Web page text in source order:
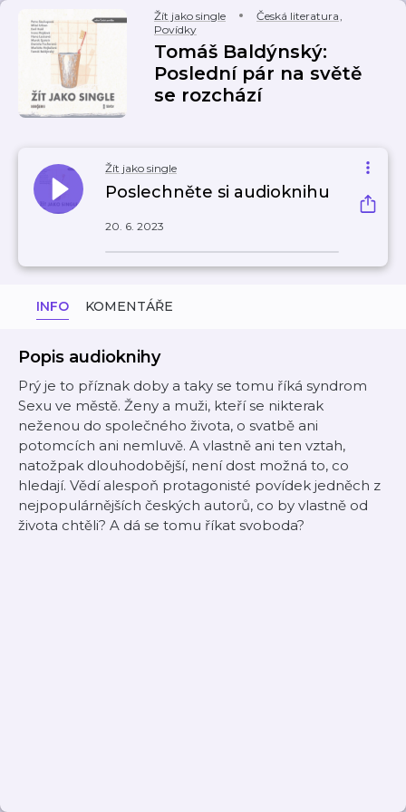
Žít jako single Česká literatura,
Povídky
Tomáš Baldýnský:
Poslední pár na světě
se rozchází
Žít jako single
Poslechněte si audioknihu
20. 6. 2023
INFO KOMENTÁŘE
Popis audioknihy
Prý je to příznak doby a taky se tomu říká syndrom
Sexu ve městě. Ženy a muži, kteří se nikterak
neženou do společného života, o svatbě ani
potomcích ani nemluvě. A vlastně ani ten vztah,
natožpak dlouhodobější, není dost možná to, co
hledají. Vědí alespoň protagonisté povídek jedněch z
nejpopulárnějších českých autorů, co by vlastně od
života chtěli? A dá se tomu říkat svoboda?